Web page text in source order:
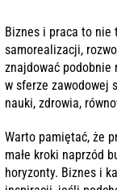
Biznes i praca to nie
samorealizacji,
znajdować podobnie
w sferze zawodowej
nauki, zdrowia,
Warto pamiętać, że
małe kroki naprzód
horyzonty. Biznes i